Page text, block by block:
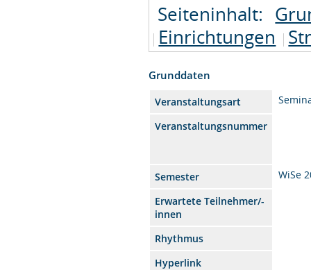
Seiteninhalt:
Einrichtungen
Grunddaten
Veranstaltungsart
Veranstaltungsnummer
Semester
WiSe
Erwartete Teilnehmer/-
innen
Rhythmus
Hyperlink